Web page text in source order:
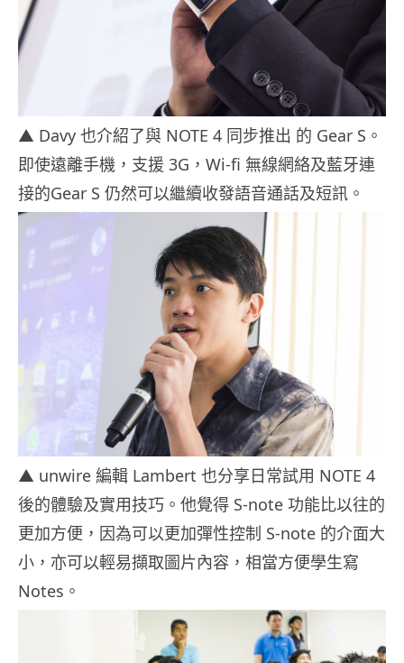
▲ Davy 也介紹了與 NOTE 4 同步推出 的 Gear S。
即使遠離手機，支援 3G，Wi-fi 無線網絡及藍牙連
接的Gear S 仍然可以繼續收發語音通話及短訊。
▲ unwire 編輯 Lambert 也分享日常試用 NOTE 4
後的體驗及實用技巧。他覺得 S-note 功能比以往的
更加方便，因為可以更加彈性控制 S-note 的介面大
小，亦可以輕易擷取圖片內容，相當方便學生寫
Notes。